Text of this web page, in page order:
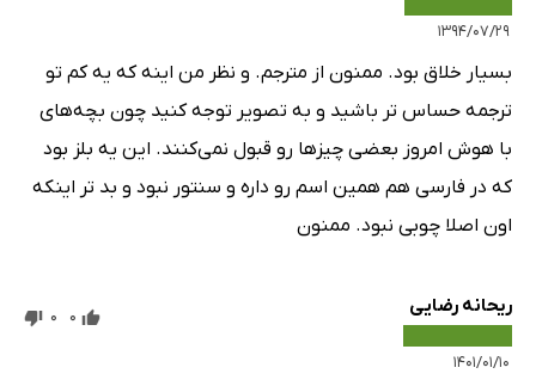
۱۳۹۴/۰۷/۲۹
بسیار خلاق بود. ممنون از مترجم. و نظر من اینه که یه کم تو
ترجمه حساس تر باشید و به تصویر توجه کنید چون بچه‌های
با هوش امروز بعضی چیز‌ها رو قبول نمی‌کنند. این یه بلز بود
که در فارسی هم همین اسم رو داره و سنتور نبود و بد تر اینکه
اون اصلا چوبی نبود. ممنون
ریحانه رضایی
۱۴۰۱/۰۱/۱۰
0
0